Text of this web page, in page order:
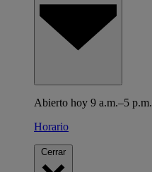
Abierto hoy 9 a.m.–5 p.m.
Horario
Cerrar